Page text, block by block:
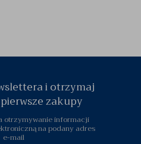
i otrzymaj
zakupy
otrzymywanie informacji
na podany adres
e-mail